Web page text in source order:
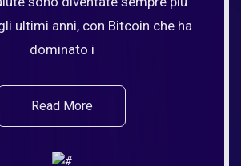
ultimi anni, con Bitcoin che ha
dominato i
Read More